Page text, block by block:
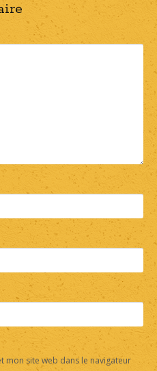
mon site web dans le navigateur